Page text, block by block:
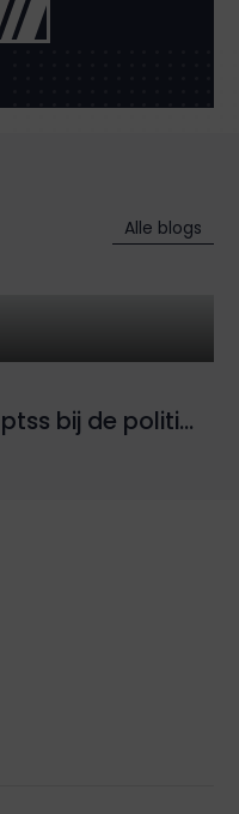
Alle blogs
Schadevergoeding bij ptss bij de politie: hoe werkt het?